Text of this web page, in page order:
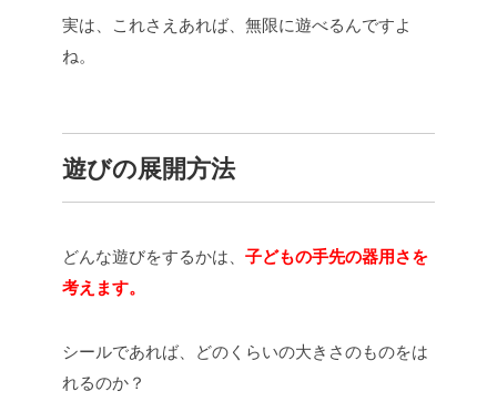
実は、これさえあれば、無限に遊べるんですよ
ね。
遊びの展開方法
どんな遊びをするかは、 子どもの手先の器用さを
考えます。
シールであれば、どのくらいの大きさのものをは
れるのか？